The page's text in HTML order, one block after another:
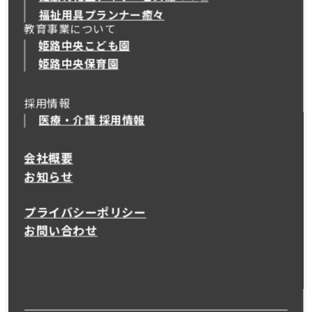
健康特化型デイサービス癒々＋
福祉用具プランナー癒々
教育事業について
姫路中央こども園
姫路中央保育園
採用情報
医療・介護 採用情報
会社概要
お知らせ
プライバシーポリシー
お問い合わせ